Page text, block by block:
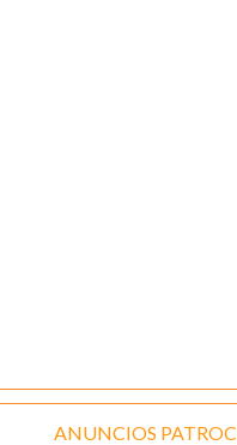
ANUNCIOS